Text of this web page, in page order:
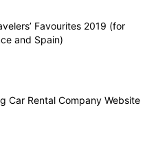
Favourites 2019 (for
and Spain)
Car Rental Company Website